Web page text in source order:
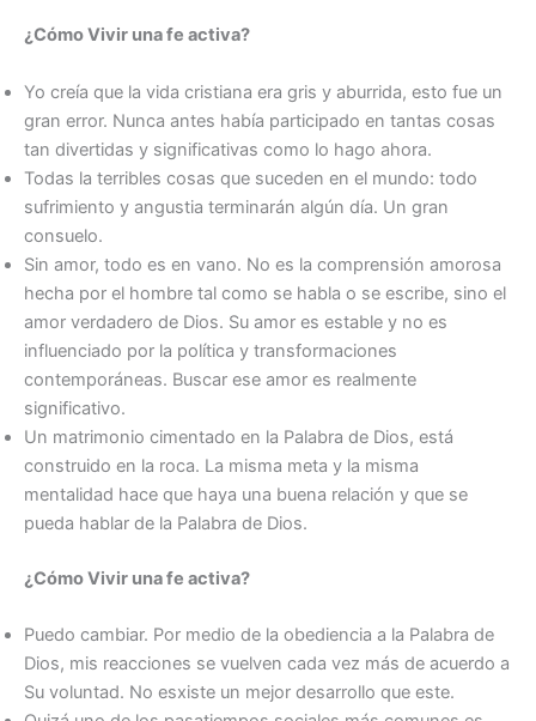
¿Cómo Vivir una fe activa?
Yo creía que la vida cristiana era gris y aburrida, esto fue un
gran error. Nunca antes había participado en tantas cosas
tan divertidas y significativas como lo hago ahora.
Todas la terribles cosas que suceden en el mundo: todo
sufrimiento y angustia terminarán algún día. Un gran
consuelo.
Sin amor, todo es en vano. No es la comprensión amorosa
hecha por el hombre tal como se habla o se escribe, sino el
amor verdadero de Dios. Su amor es estable y no es
influenciado por la política y transformaciones
contemporáneas. Buscar ese amor es realmente
significativo.
Un matrimonio cimentado en la Palabra de Dios, está
construido en la roca. La misma meta y la misma
mentalidad hace que haya una buena relación y que se
pueda hablar de la Palabra de Dios.
¿Cómo Vivir una fe activa?
Puedo cambiar. Por medio de la obediencia a la Palabra de
Dios, mis reacciones se vuelven cada vez más de acuerdo a
Su voluntad. No esxiste un mejor desarrollo que este.